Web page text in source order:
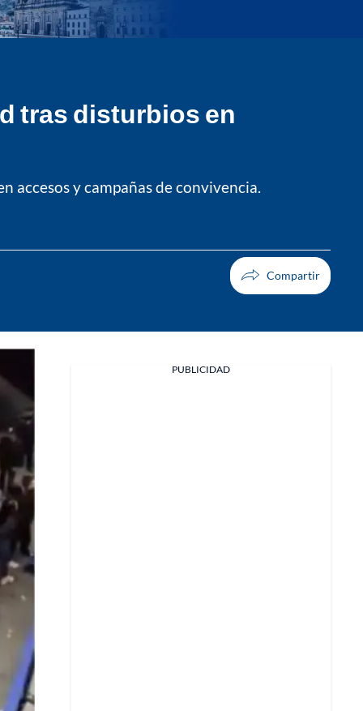
tras disturbios en
accesos y campañas de convivencia.
PUBLICIDAD